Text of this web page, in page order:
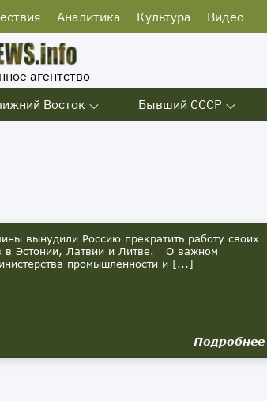
Аналитика Культура Видео
агентство
Восток Бывший СССР
вынудили Россию прекратить работу своих
в Эстонии, Латвии и Литве. О важном
промышленности и [...]
Подробнее